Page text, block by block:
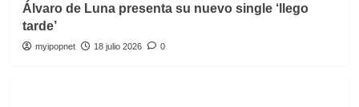
Álvaro de Luna presenta su nuevo single ‘llego
tarde’
myipopnet 18 julio 2026 0